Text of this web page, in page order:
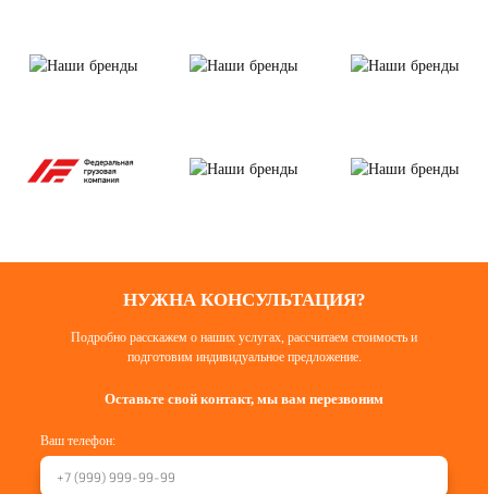
НУЖНА КОНСУЛЬТАЦИЯ?
Подробно расскажем о наших услугах, рассчитаем стоимость и
подготовим индивидуальное предложение.
Оставьте свой контакт, мы вам перезвоним
Ваш телефон: